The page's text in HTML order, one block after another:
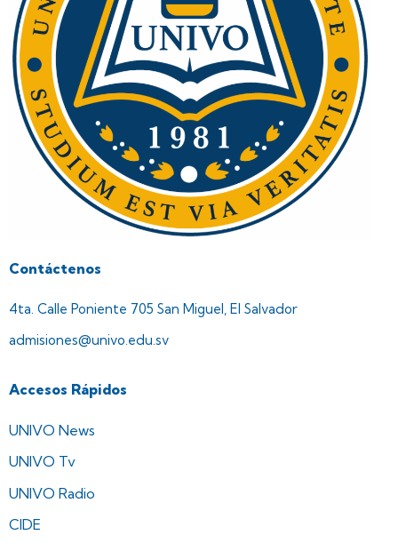
Contáctenos
4ta. Calle Poniente 705 San Miguel, El Salvador
admisiones@univo.edu.sv
Accesos Rápidos
UNIVO News
UNIVO Tv
UNIVO Radio
CIDE